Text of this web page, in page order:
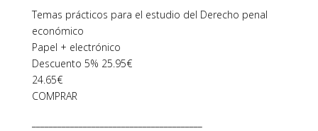
Temas prácticos para el estudio del Derecho penal
económico
Papel + electrónico
Descuento 5% 25.95€
24.65€
COMPRAR